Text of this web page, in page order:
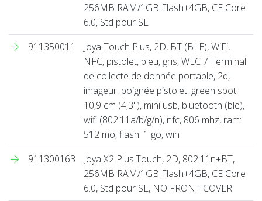
256MB RAM/1GB Flash+4GB, CE Core
6.0, Std pour SE
911350011
Joya Touch Plus, 2D, BT (BLE), WiFi,
NFC, pistolet, bleu, gris, WEC 7 Terminal
de collecte de donnée portable, 2d,
imageur, poignée pistolet, green spot,
10,9 cm (4,3''), mini usb, bluetooth (ble),
wifi (802.11a/b/g/n), nfc, 806 mhz, ram:
512 mo, flash: 1 go, win
911300163
Joya X2 Plus:Touch, 2D, 802.11n+BT,
256MB RAM/1GB Flash+4GB, CE Core
6.0, Std pour SE, NO FRONT COVER